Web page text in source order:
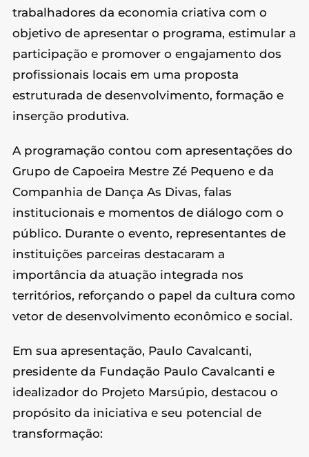
trabalhadores da economia criativa com o
objetivo de apresentar o programa, estimular a
participação e promover o engajamento dos
profissionais locais em uma proposta
estruturada de desenvolvimento, formação e
inserção produtiva.
A programação contou com apresentações do
Grupo de Capoeira Mestre Zé Pequeno e da
Companhia de Dança As Divas, falas
institucionais e momentos de diálogo com o
público. Durante o evento, representantes de
instituições parceiras destacaram a
importância da atuação integrada nos
territórios, reforçando o papel da cultura como
vetor de desenvolvimento econômico e social.
Em sua apresentação, Paulo Cavalcanti,
presidente da Fundação Paulo Cavalcanti e
idealizador do Projeto Marsúpio, destacou o
propósito da iniciativa e seu potencial de
transformação: